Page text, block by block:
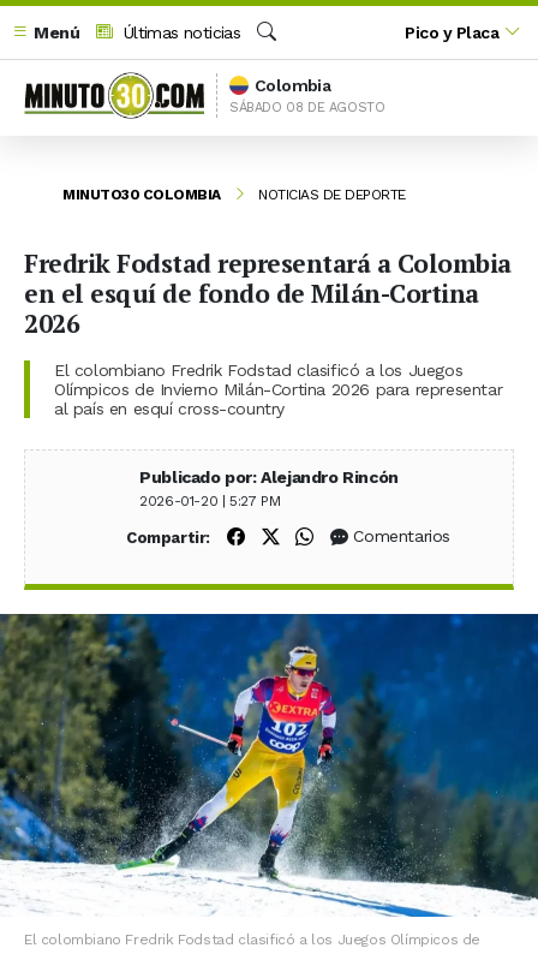
Menú
Últimas noticias
Buscar
Pico y Placa
Colombia
SÁBADO 08 DE AGOSTO
MINUTO30 COLOMBIA NOTICIAS DE DEPORTE
Fredrik Fodstad representará a Colombia
en el esquí de fondo de Milán-Cortina
2026
El colombiano Fredrik Fodstad clasificó a los Juegos
Olímpicos de Invierno Milán-Cortina 2026 para representar
al país en esquí cross-country
Publicado por: Alejandro Rincón
2026-01-20 | 5:27 PM
Compartir: Compartir en Facebook
Compartir en X (Twitter)
Compartir en WhatsApp
Comentarios
El colombiano Fredrik Fodstad clasificó a los Juegos Olímpicos de